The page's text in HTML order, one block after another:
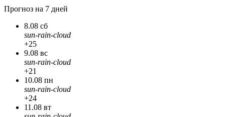
Прогноз на 7 дней
8.08 сб
sun-rain-cloud
+25
9.08 вс
sun-rain-cloud
+21
10.08 пн
sun-rain-cloud
+24
11.08 вт